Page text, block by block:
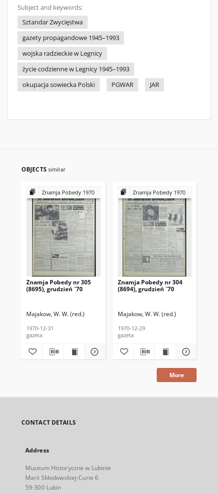
Subject and keywords:
Sztandar Zwycięstwa
gazety propagandowe 1945–1993
wojska radzieckie w Legnicy
życie codzienne w Legnicy 1945–1993
okupacja sowiecka Polski
PGWAR JAR
OBJECTS similar
Znamja Pobedy 1970
Znamja Pobedy nr 305
(8695), grudzień `70
Majakow, W. W. (red.)
1970-12-31
gazeta
Znamja Pobedy 1970
Znamja Pobedy nr 304
(8694), grudzień `70
Majakow, W. W. (red.)
1970-12-29
gazeta
More
CONTACT DETAILS
Address
Muzeum Historyczne w Lubinie
Marii Skłodowskiej-Curie 6
59-300 Lubin